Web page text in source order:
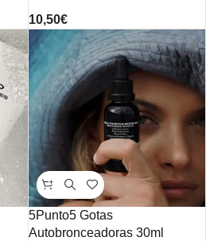
10,50€
5Punto5 Gotas
Autobronceadoras 30ml